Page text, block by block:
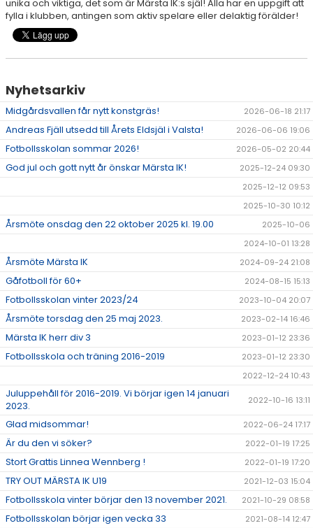
unika och viktiga, det som är Märsta IK:s själ! Alla har en uppgift att
fylla i klubben, antingen som aktiv spelare eller delaktig förälder!
Nyhetsarkiv
Midgårdsvallen får nytt konstgräs! 2026-06-18 21:17
Andreas Fjäll utsedd till Årets Eldsjäl i Valsta! 2026-06-06 19:06
Fotbollsskolan sommar 2026! 2026-05-02 20:44
God jul och gott nytt år önskar Märsta IK!
2025-12-24 09:30
2025-12-12 09:53
2025-10-30 10:12
Årsmöte onsdag den 22 oktober 2025 kl. 19.00
2025-10-06
2024-10-01 13:28
Årsmöte Märsta IK 2024-09-24 21:08
Gåfotboll för 60+ 2024-08-15 15:13
Fotbollsskolan vinter 2023/24 2023-10-04 20:07
Årsmöte torsdag den 25 maj 2023. 2023-02-14 16:46
Märsta IK herr div 3 2023-01-12 23:36
Fotbollsskola och träning 2016-2019
2023-01-12 23:30
2022-12-24 10:43
Juluppehåll för 2016-2019. Vi börjar igen 14 januari
2023.
2022-10-16 13:11
Glad midsommar! 2022-06-24 17:17
Är du den vi söker? 2022-01-19 17:25
Stort Grattis Linnea Wennberg ! 2022-01-19 17:20
TRY OUT MÄRSTA IK U19 2021-12-03 15:04
Fotbollsskola vinter börjar den 13 november 2021. 2021-10-29 08:58
Fotbollsskolan börjar igen vecka 33
2021-08-14 12:47